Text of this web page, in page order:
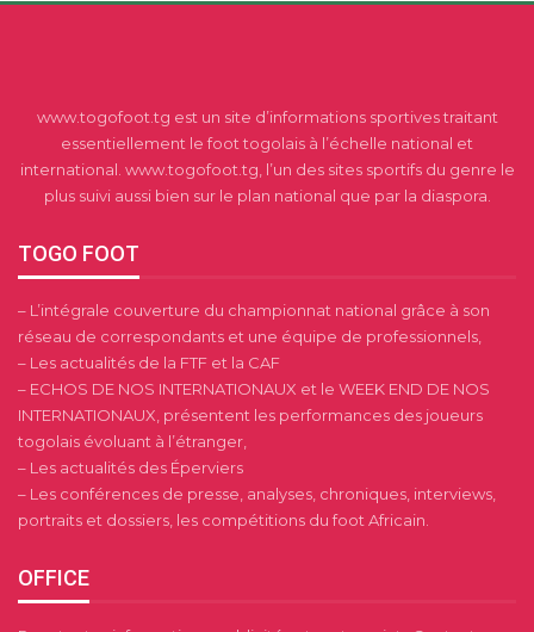
www.togofoot.tg est un site d’informations sportives traitant
essentiellement le foot togolais à l’échelle national et
international. www.togofoot.tg, l’un des sites sportifs du genre le
plus suivi aussi bien sur le plan national que par la diaspora.
TOGO FOOT
– L’intégrale couverture du championnat national grâce à son
réseau de correspondants et une équipe de professionnels,
– Les actualités de la FTF et la CAF
– ECHOS DE NOS INTERNATIONAUX et le WEEK END DE NOS
INTERNATIONAUX, présentent les performances des joueurs
togolais évoluant à l’étranger,
– Les actualités des Éperviers
– Les conférences de presse, analyses, chroniques, interviews,
portraits et dossiers, les compétitions du foot Africain.
OFFICE